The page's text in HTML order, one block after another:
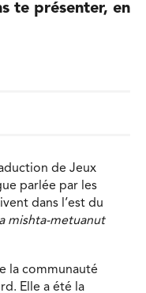
te présenter, en
de Jeux
parlée par les
dans l’est du
mishta-metuanut
la communauté
Elle a été la